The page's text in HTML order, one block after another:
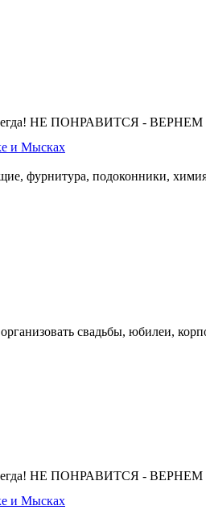
НЕ ПОНРАВИТСЯ -
и Мысках
фурнитура, подоконники,
свадьбы, юбилеи,
НЕ ПОНРАВИТСЯ -
и Мысках